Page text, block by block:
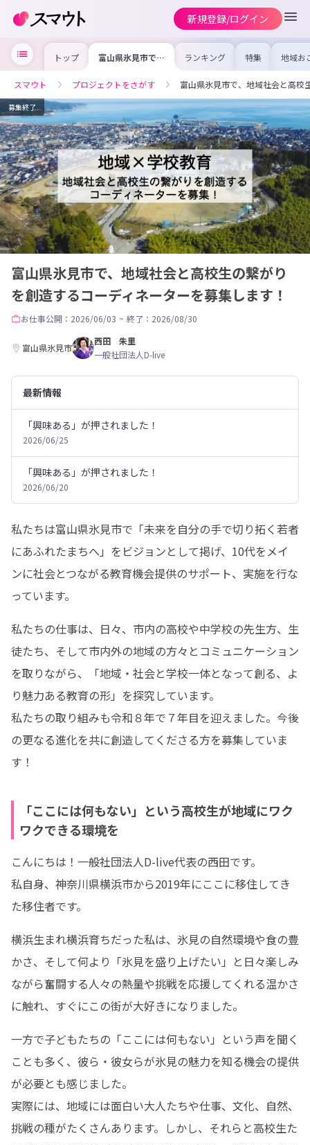
新規登録/ログイン
トップ 富山県氷見市で、
地域社会と高校生
るコーディネータ
ーを募集します！
ランキング 特集 地域お
の求
を集め
事内容
を比較
合った
けよう
スマウト プロジェクトをさがす 富山県氷見市で、地域社会と高校
募集終了
富山県氷見市で、地域社会と高校生の繋がり
を創造するコーディネーターを募集します！
お仕事公開：2026/06/03 ~ 終了：2026/08/30
富山県氷見市
西田 朱里
一般社団法人D-live
最新情報
「興味ある」が押されました！
2026/06/25
「興味ある」が押されました！
2026/06/20
私たちは富山県氷見市で「未来を自分の手で切り拓く若者
にあふれたまちへ」をビジョンとして掲げ、10代をメイ
ンに社会とつながる教育機会提供のサポート、実施を行な
っています。
私たちの仕事は、日々、市内の高校や中学校の先生方、生
徒たち、そして市内外の地域の方々とコミュニケーション
を取りながら、「地域・社会と学校一体となって創る、よ
り魅力ある教育の形」を探究しています。
私たちの取り組みも令和８年で７年目を迎えました。今後
の更なる進化を共に創造してくださる方を募集していま
す！
「ここには何もない」という高校生が地域にワク
ワクできる環境を
こんにちは！一般社団法人D-live代表の西田です。
私自身、神奈川県横浜市から2019年にここに移住してき
た移住者です。
横浜生まれ横浜育ちだった私は、氷見の自然環境や食の豊
かさ、そして何より「氷見を盛り上げたい」と日々楽しみ
ながら奮闘する人々の熱量や挑戦を応援してくれる温かさ
に触れ、すぐにこの街が大好きになりました。
一方で子どもたちの「ここには何もない」という声を聞く
ことも多く、彼ら・彼女らが氷見の魅力を知る機会の提供
が必要とも感じました。
実際には、地域には面白い大人たちや仕事、文化、自然、
挑戦の種がたくさんあります。しかし、それらと高校生た